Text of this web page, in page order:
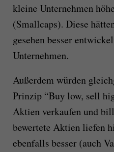
kleine Unternehmen
(Smallcaps). Diese
gesehen besser
Unternehmen.
Außerdem würden
Prinzip “Buy low, sell
Aktien verkaufen und
bewertete Aktien liefen
ebenfalls besser (auch